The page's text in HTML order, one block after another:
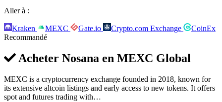
Aller à :
Kraken MEXC Gate.io Crypto.com Exchange
CoinEx
Recommandé
Acheter Nosana en MEXC Global
MEXC is a cryptocurrency exchange founded in 2018, known for
its extensive altcoin listings and early access to new tokens. It offers
spot and futures trading with…